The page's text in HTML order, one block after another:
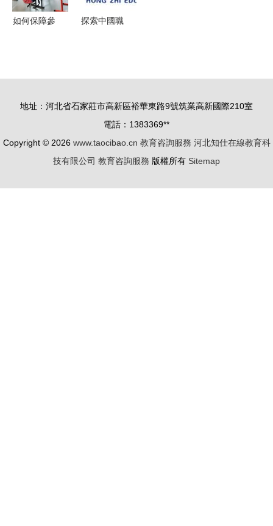
如何保障參
新實踐
探索中國職
地址：河北省石家莊市高新區裕華東路9號筑業高新國際210室
電話：1383369**
Copyright © 2026 www.taocibao.cn 教育咨詢服務 河北知仕在線教育科
技有限公司 教育咨詢服務 版權所有 Sitemap